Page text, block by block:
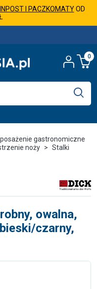
INPOST I PACZKOMATYOD
0
gastronomiczne
noży Stalki
owalna,
czarny,